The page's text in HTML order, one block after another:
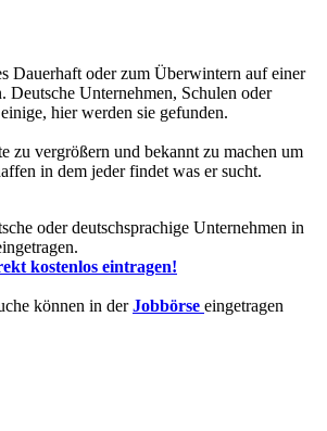
Dauerhaft oder zum Überwintern auf einer
Deutsche Unternehmen, Schulen oder
hier werden sie gefunden.
zu vergrößern und bekannt zu machen um
in dem jeder findet was er sucht.
oder deutschsprachige Unternehmen in
kostenlos eintragen!
können in derJobbörse eingetragen